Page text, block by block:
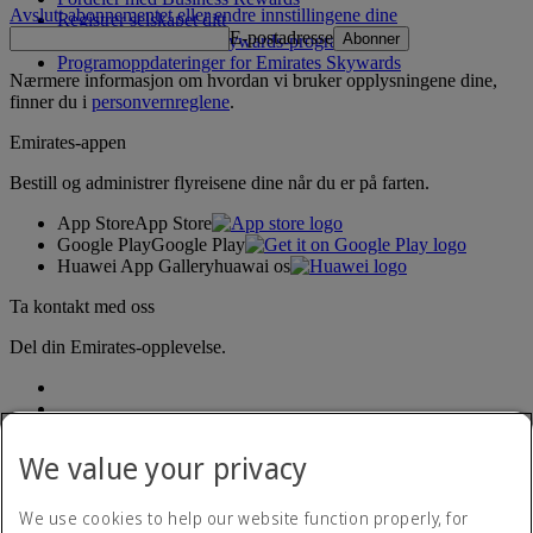
Registrer selskapet ditt
Regler for Emirates Skywards‑programmet
Programoppdateringer for Emirates Skywards
Avslutt abonnementet eller endre innstillingene dine
E-postadresse Abonner
Nærmere informasjon om hvordan vi bruker opplysningene dine,
finner du i personvernreglene.
Emirates-appen
Bestill og administrer flyreisene dine når du er på farten.
App StoreApp Store
Google PlayGoogle Play
Huawei App Galleryhuawai os
Ta kontakt med oss
Del din Emirates-opplevelse.
We value your privacy
We use cookies to help our website function properly, for